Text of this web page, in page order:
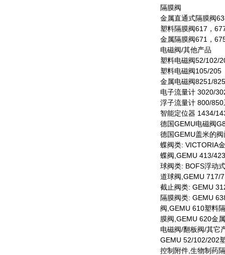
隔膜阀
金属直通式隔膜阀
塑料隔膜阀617，
金属隔膜阀671，
电磁阀/其他产品
塑料电磁阀52/102/
塑料电磁阀105/205
金属电磁阀8251/
电子流量计 3020/
浮子流量计 800/850
智能定位器 1434/
德国GEMU电磁阀
德国GEMU盖米的
蝶阀类: VICTORIA
蝶阀,GEMU 413/
球阀类: BOFS浮动
道球阀,GEMU 717/
截止阀类: GEMU
隔膜阀类: GEMU
阀,GEMU 610塑料
膜阀,GEMU 620金
电磁阀/翻板阀/其它
GEMU 52/102/202
控制附件,生物制药